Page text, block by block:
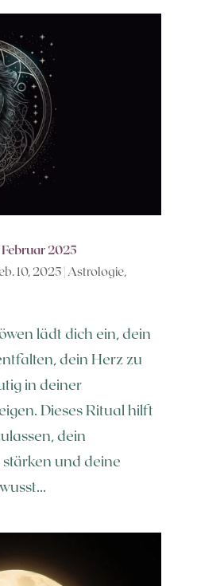
2025
10, 2025| Astrologie,
lädt dich ein, dein
dein Herz zu
in deiner
Dieses Ritual hilft
dein
und deine